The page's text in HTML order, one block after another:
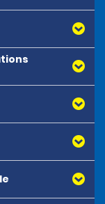
d’ouverture ne
des véhicules est
maximum pour